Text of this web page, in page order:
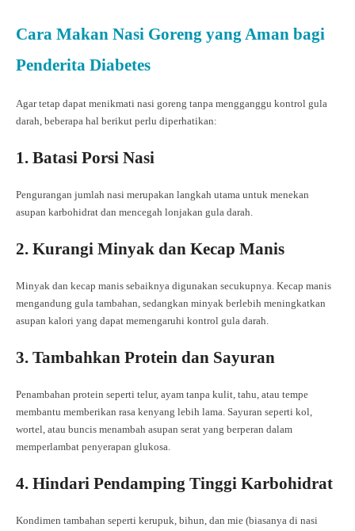
Cara Makan Nasi Goreng yang Aman bagi
Penderita Diabetes
Agar tetap dapat menikmati nasi goreng tanpa mengganggu kontrol gula
darah, beberapa hal berikut perlu diperhatikan:
1. Batasi Porsi Nasi
Pengurangan jumlah nasi merupakan langkah utama untuk menekan
asupan karbohidrat dan mencegah lonjakan gula darah.
2. Kurangi Minyak dan Kecap Manis
Minyak dan kecap manis sebaiknya digunakan secukupnya. Kecap manis
mengandung gula tambahan, sedangkan minyak berlebih meningkatkan
asupan kalori yang dapat memengaruhi kontrol gula darah.
3. Tambahkan Protein dan Sayuran
Penambahan protein seperti telur, ayam tanpa kulit, tahu, atau tempe
membantu memberikan rasa kenyang lebih lama. Sayuran seperti kol,
wortel, atau buncis menambah asupan serat yang berperan dalam
memperlambat penyerapan glukosa.
4. Hindari Pendamping Tinggi Karbohidrat
Kondimen tambahan seperti kerupuk, bihun, dan mie (biasanya di nasi